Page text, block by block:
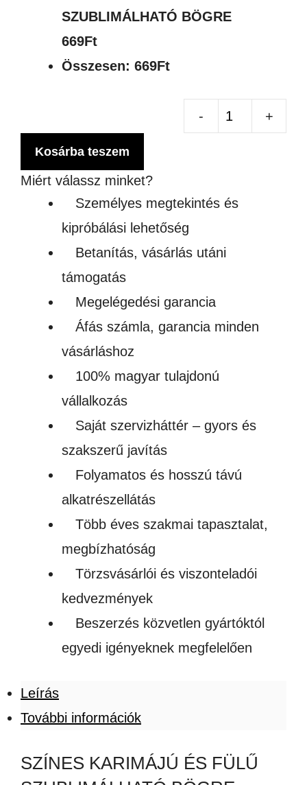
SZUBLIMÁLHATÓ BÖGRE
669Ft
Összesen: 669Ft
Kosárba teszem
Miért válassz minket?
Személyes megtekintés és
kipróbálási lehetőség
Betanítás, vásárlás utáni
támogatás
Megelégedési garancia
Áfás számla, garancia minden
vásárláshoz
100% magyar tulajdonú
vállalkozás
Saját szervizháttér – gyors és
szakszerű javítás
Folyamatos és hosszú távú
alkatrészellátás
Több éves szakmai tapasztalat,
megbízhatóság
Törzsvásárlói és viszonteladói
kedvezmények
Beszerzés közvetlen gyártóktól
egyedi igényeknek megfelelően
Leírás
További információk
SZÍNES KARIMÁJÚ ÉS FÜLŰ